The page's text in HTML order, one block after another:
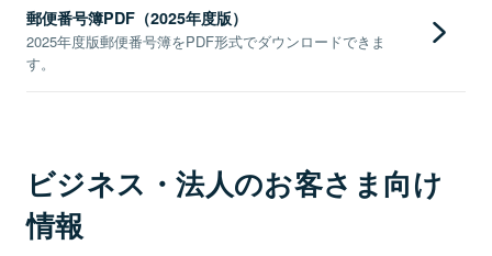
郵便番号簿PDF（2025年度版）
2025年度版郵便番号簿をPDF形式でダウンロードできま
す。
ビジネス・法人のお客さま向け
情報